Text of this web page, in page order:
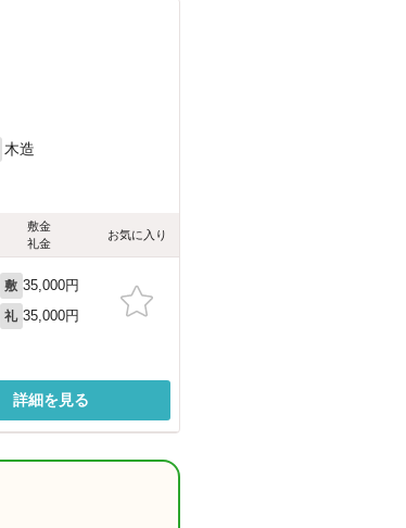
木造
敷金
礼金
お気に入り
敷 35,000円
礼 35,000円
詳細を見る